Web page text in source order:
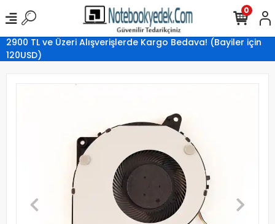
2900 TL ve Üzeri Alışverişlerde Kargo Bedava! (Bayiler için
120USD)
0